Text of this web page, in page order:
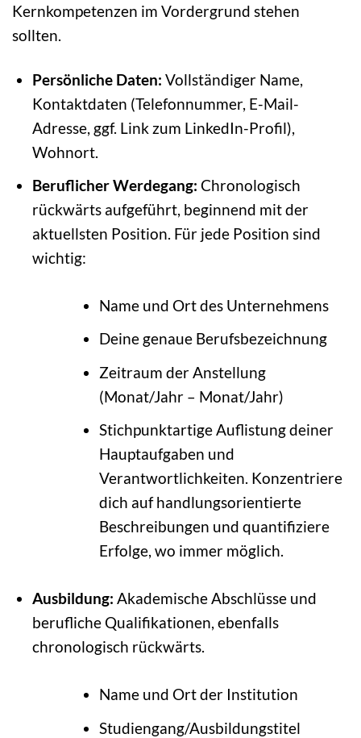
Kernkompetenzen im Vordergrund stehen
sollten.
Persönliche Daten: Vollständiger Name,
Kontaktdaten (Telefonnummer, E-Mail-
Adresse, ggf. Link zum LinkedIn-Profil),
Wohnort.
Beruflicher Werdegang: Chronologisch
rückwärts aufgeführt, beginnend mit der
aktuellsten Position. Für jede Position sind
wichtig:
Name und Ort des Unternehmens
Deine genaue Berufsbezeichnung
Zeitraum der Anstellung
(Monat/Jahr – Monat/Jahr)
Stichpunktartige Auflistung deiner
Hauptaufgaben und
Verantwortlichkeiten. Konzentriere
dich auf handlungsorientierte
Beschreibungen und quantifiziere
Erfolge, wo immer möglich.
Ausbildung: Akademische Abschlüsse und
berufliche Qualifikationen, ebenfalls
chronologisch rückwärts.
Name und Ort der Institution
Studiengang/Ausbildungstitel